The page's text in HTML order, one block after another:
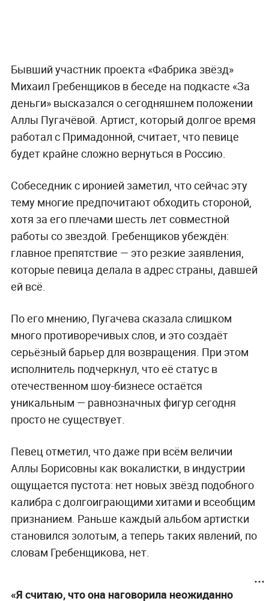
Бывший участник проекта «Фабрика звёзд»
Михаил Гребенщиков в беседе на подкасте «За
деньги» высказался о сегодняшнем положении
Аллы Пугачёвой. Артист, который долгое время
работал с Примадонной, считает, что певице
будет крайне сложно вернуться в Россию.
Собеседник с иронией заметил, что сейчас эту
тему многие предпочитают обходить стороной,
хотя за его плечами шесть лет совместной
работы со звездой. Гребенщиков убеждён:
главное препятствие — это резкие заявления,
которые певица делала в адрес страны, давшей
ей всё.
По его мнению, Пугачева сказала слишком
много противоречивых слов, и это создаёт
серьёзный барьер для возвращения. При этом
исполнитель подчеркнул, что её статус в
отечественном шоу-бизнесе остаётся
уникальным — равнозначных фигур сегодня
просто не существует.
Певец отметил, что даже при всём величии
Аллы Борисовны как вокалистки, в индустрии
ощущается пустота: нет новых звёзд подобного
калибра с долгоиграющими хитами и всеобщим
признанием. Раньше каждый альбом артистки
становился золотым, а теперь таких явлений, по
словам Гребенщикова, нет.
«Я считаю, что она наговорила неожиданно